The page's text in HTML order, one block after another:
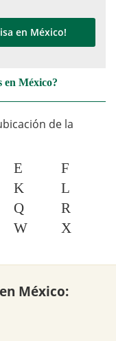
en México!
en México?
de la
E
F
K
L
Q
R
W
X
México: